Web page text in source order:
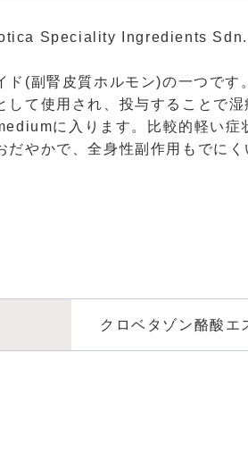
Speciality Ingredients
ド(副腎皮質ホルモン)の一つです
して使用され、投与することで
に入ります。比較的軽い症
だやかで、全身性副作用もでに
クロベタゾン酪酸エ